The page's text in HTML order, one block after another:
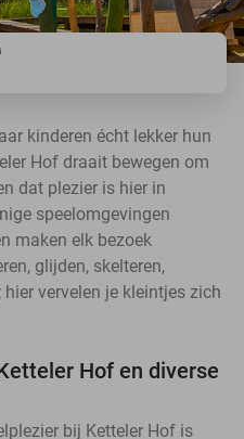
kinderen écht lekker hun
Hof draait bewegen om
dat plezier is hier in
speelomgevingen
maken elk bezoek
glijden, skelteren,
vervelen je kleintjes zich
Hof en diverse
bij Ketteler Hof is